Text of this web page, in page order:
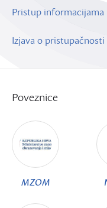
Pristup informacijama
Izjava o pristupačnosti
Poveznice
MZOM